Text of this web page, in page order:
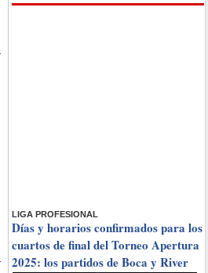
LIGA PROFESIONAL
Días y horarios confirmados para los
cuartos de final del Torneo Apertura
2025: los partidos de Boca y River